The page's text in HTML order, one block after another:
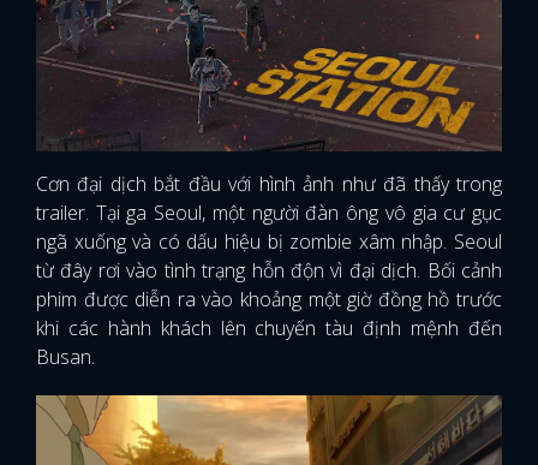
Cơn đại dịch bắt đầu với hình ảnh như đã thấy trong
trailer. Tại ga Seoul, một người đàn ông vô gia cư gục
ngã xuống và có dấu hiệu bị zombie xâm nhập. Seoul
từ đây rơi vào tình trạng hỗn độn vì đại dịch. Bối cảnh
phim được diễn ra vào khoảng một giờ đồng hồ trước
khi các hành khách lên chuyến tàu định mệnh đến
Busan.